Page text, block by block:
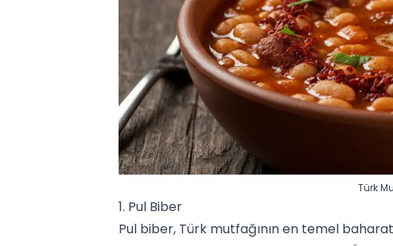
Türk
1. Pul Biber
Pul biber, Türk mutfağının en temel